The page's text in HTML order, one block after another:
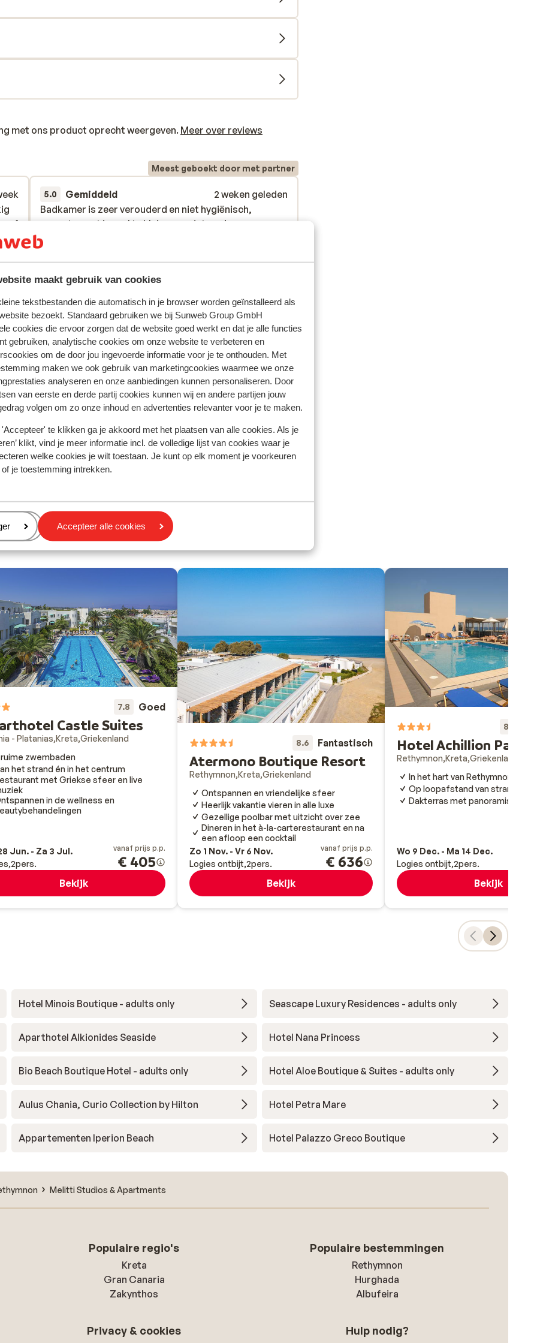
maakt gebruik van cookies
tekstbestanden die automatisch in je browser worden geïnstalleerd als
bezoekt. Standaard gebruiken we bij Sunweb Group GmbH
cookies die ervoor zorgen dat de website goed werkt en dat je alle functies
gebruiken, analytische cookies om onze website te verbeteren en
om de door jou ingevoerde informatie voor je te onthouden. Met
maken we ook gebruik van marketingcookies waarmee we onze
analyseren en onze aanbiedingen kunnen personaliseren. Door
van eerste en derde partij cookies kunnen wij en andere partijen jouw
volgen om zo onze inhoud en advertenties relevanter voor je te maken.
'Accepteer' te klikken ga je akkoord met het plaatsen van alle cookies. Als je
klikt, vind je meer informatie incl. de volledige lijst van cookies waar je
welke cookies je wilt toestaan. Je kunt op elk moment je voorkeuren
je toestemming intrekken.
Accepteer alle cookies
met ons product oprecht weergeven. Meer over reviews
Meest geboekt door met partner
5.0 Gemiddeld
2 weken geleden
Badkamer is zeer verouderd en niet hygiënisch,
appartement is veel te klein en gedateerd
Badkamer is zeer verouderd en niet hygiënisch,
appartement is veel te klein en gedateerd
AnoniemAlleenstaande ouder
In de buurt
Strand: 50 m
Aan de rand van het centrum
Oude centrum: 2 km
Haven: 2 km
Bushalte: 250 m
Pinautomaat: 800 m
7.8 Goed
Castle Suites
- Platanias Kreta Griekenland
zwembaden
het strand én in het centrum
met Griekse sfeer en live
in de wellness en
Jun. - Za 3 Jul.
2pers.
vanaf prijs p.p.
€ 405
Bekijk
8.6 Fantastisch
Atermono Boutique Resort
Rethymnon Kreta Griekenland
Ontspannen en vriendelijke sfeer
Heerlijk vakantie vieren in alle luxe
Gezellige poolbar met uitzicht over zee
Dineren in het à-la-carterestaurant en na
een afloop een cocktail
Zo 1 Nov. - Vr 6 Nov.
Logies ontbijt 2pers.
vanaf prijs p.p.
€ 636
Bekijk
8.3
Hotel Achillion Palace
Rethymnon Kreta Griekenland
In het hart van Rethymnon
Op loopafstand van strand én
Dakterras met panoramisch
Wo 9 Dec. - Ma 14 Dec.
Logies ontbijt 2pers.
Bekijk
Hotel Minois Boutique - adults only Seascape Luxury Residences - adults only
Aparthotel Alkionides Seaside Hotel Nana Princess
Bio Beach Boutique Hotel - adults only Hotel Aloe Boutique & Suites - adults only
Aulus Chania, Curio Collection by Hilton Hotel Petra Mare
Appartementen Iperion Beach Hotel Palazzo Greco Boutique
Melitti Studios & Apartments
Populaire regio's
Kreta
Gran Canaria
Zakynthos
Populaire bestemmingen
Rethymnon
Hurghada
Albufeira
Privacy & cookies Hulp nodig?